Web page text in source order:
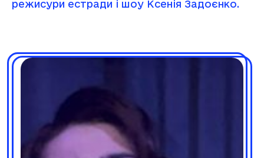
режисури естради і шоу Ксенія Задоєнко.